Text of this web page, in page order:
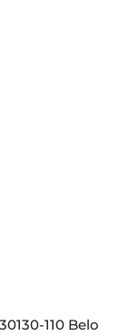
110 Belo